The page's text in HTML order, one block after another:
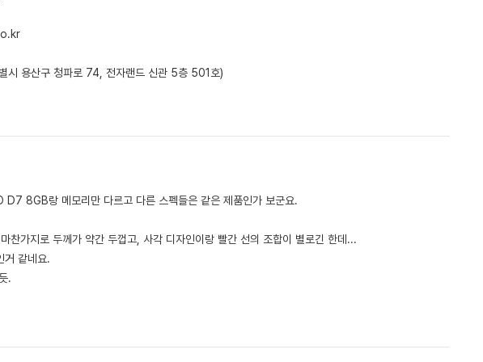
시 용산구 청파로 74, 전자랜드 신관 5층 501호)
8GB랑 메모리만 다르고 다른 스펙들은 같은 제품인가 보군요.
지로 두께가 약간 두껍고, 사각 디자인이랑 빨간 선의 조합이 별로긴 한데...
거 같네요.
.